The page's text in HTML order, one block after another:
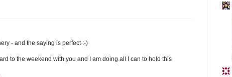
- and the saying is perfect :-)
to the weekend with you and I am doing all I can to hold this